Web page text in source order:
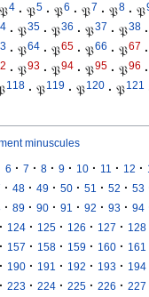
𝔓4 · 𝔓5 · 𝔓6 · 𝔓7 · 𝔓8 · 𝔓
· 𝔓35 · 𝔓36 · 𝔓37 · 𝔓38 ·
· 𝔓64 · 𝔓65 · 𝔓66 · 𝔓67 ·
· 𝔓93 · 𝔓94 · 𝔓95 · 𝔓96 ·
118 · 𝔓119 · 𝔓120 · 𝔓121
minuscules
6 · 7 · 8 · 9 · 10 · 11 · 12 ·
· 48 · 49 · 50 · 51 · 52 · 53
· 89 · 90 · 91 · 92 · 93 · 94
· 124 · 125 · 126 · 127 · 128
· 157 · 158 · 159 · 160 · 161
· 190 · 191 · 192 · 193 · 194
· 223 · 224 · 225 · 226 · 227